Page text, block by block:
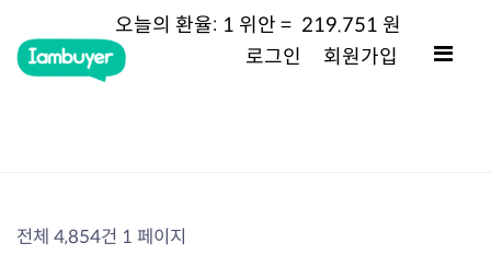
오늘의 환율: 1 위안 = 219.751 원
로그인
회원가입
전체 4,854건 1 페이지